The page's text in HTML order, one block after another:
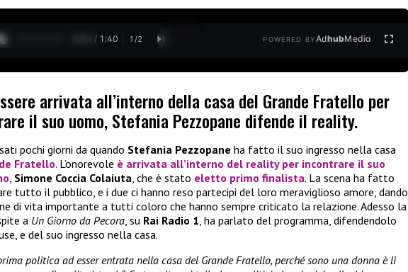
0:05 / 1:40 1 /2 POWERED BYAdhubMedia
arrivata all’interno della casa del Grande Fratello per
il suo uomo, Stefania Pezzopane difende il reality.
pochi giorni da quando Stefania Pezzopane ha fatto il suo ingresso nella casa
Fratello. L’onorevole è arrivata all’interno del reality per incontrare il suo
, Simone Coccia Colaiuta, che è stato eletto primo finalista. La scena ha fatto
tutto il pubblico, e i due ci hanno reso partecipi del loro meraviglioso amore, dando
di vita importante a tutti coloro che hanno sempre criticato la relazione. Adesso la
a Un Giorno da Pecora, su Rai Radio 1, ha parlato del programma, difendendolo
e del suo ingresso nella casa.
politica ad esser entrata nella casa del Grande Fratello, perché sono una donna è lì